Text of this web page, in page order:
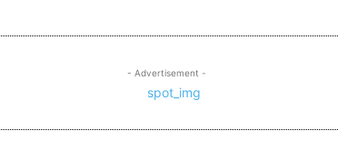
- Advertisement -